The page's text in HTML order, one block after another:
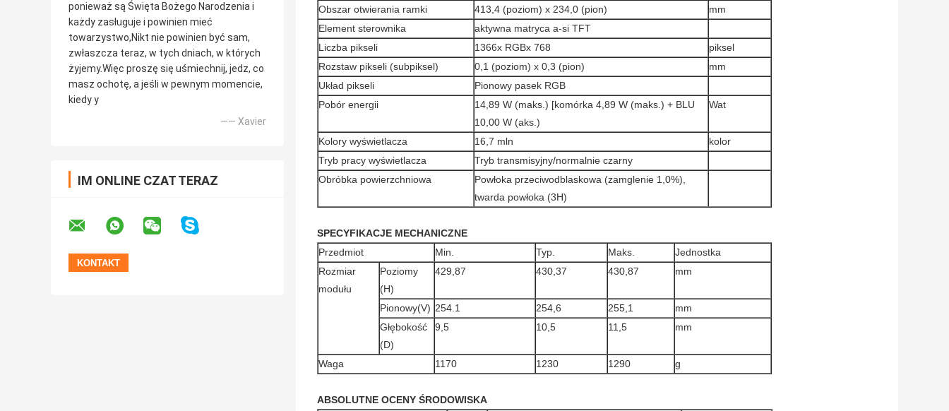
ponieważ są Święta Bożego Narodzenia i
każdy zasługuje i powinien mieć
towarzystwo,Nikt nie powinien być sam,
zwłaszcza teraz, w tych dniach, w których
żyjemy.Więc proszę się uśmiechnij, jedz, co
masz ochotę, a jeśli w pewnym momencie,
kiedy y
—— Xavier
IM ONLINE CZAT TERAZ
Obszar otwierania ramki
413,4 (poziom) x 234,0 (pion)
mm
Element sterownika
aktywna matryca a-si TFT
Liczba pikseli
1366x RGBx 768
piksel
Rozstaw pikseli (subpiksel)
0,1 (poziom) x 0,3 (pion)
mm
Układ pikseli
Pionowy pasek RGB
Pobór energii
14,89 W (maks.) [komórka 4,89 W (maks.) + BLU
10,00 W (aks.)
Wat
Kolory wyświetlacza 16,7 mln
kolor
Tryb pracy wyświetlacza
Tryb transmisyjny/normalnie czarny
Obróbka powierzchniowa
Powłoka przeciwodblaskowa (zamglenie 1,0%),
twarda powłoka (3H)
SPECYFIKACJE MECHANICZNE
Przedmiot
Min. Typ. Maks.
Jednostka
Rozmiar
modułu
Poziomy
(H)
429,87 430,37 430,87 mm
Pionowy(V) 254.1 254,6 255,1
mm
Głębokość
(D)
9,5 10,5 11,5 mm
Waga 1170 1230 1290 g
ABSOLUTNE OCENY ŚRODOWISKA